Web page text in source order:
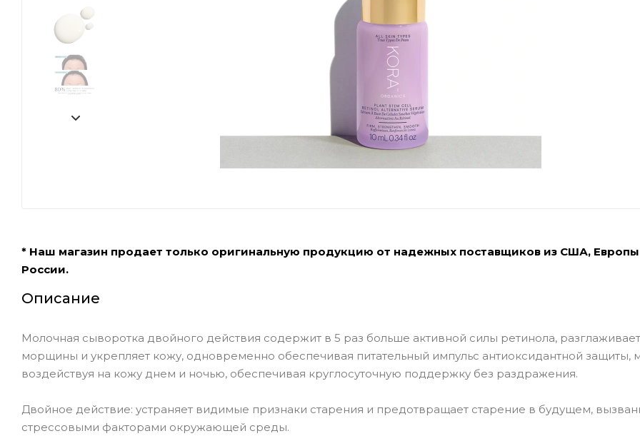
* Наш магазин продает только оригинальную продукцию от надежных поставщиков из США,
России.
Описание
Молочная сыворотка двойного действия содержит в 5 раз больше активной силы ретинола, разглаживает
морщины и укрепляет кожу, одновременно обеспечивая питательный импульс антиоксидантной защиты,
воздействуя на кожу днем и ночью, обеспечивая круглосуточную поддержку без раздражения.
Двойное действие: устраняет видимые признаки старения и предотвращает старение в будущем,
стрессовыми факторами окружающей среды.